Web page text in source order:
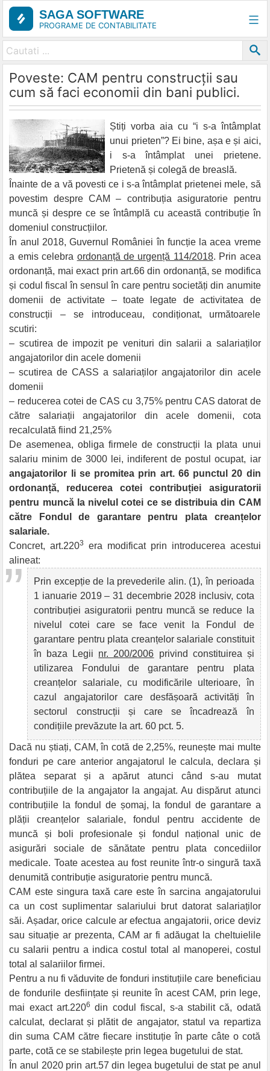
Skip
content
SAGA SOFTWARE
PROGRAME DE CONTABILITATE
Poveste: CAM pentru construcții sau
cum să faci economii din bani publici.
Știți vorba aia cu “i s-a întâmplat
unui prieten”? Ei bine, așa e și aici,
i s-a întâmplat unei prietene.
Prietenă și colegă de breaslă.
Înainte de a vă povesti ce i s-a întâmplat prietenei mele, să
povestim despre CAM – contribuția asiguratorie pentru
muncă și despre ce se întâmplă cu această contribuție în
domeniul construcțiilor.
În anul 2018, Guvernul României în funcție la acea vreme
a emis celebra ordonanță de urgență 114/2018. Prin acea
ordonanță, mai exact prin art.66 din ordonanță, se modifica
și codul fiscal în sensul în care pentru societăți din anumite
domenii de activitate – toate legate de activitatea de
construcții – se introduceau, condiționat, următoarele
scutiri:
– scutirea de impozit pe venituri din salarii a salariaților
angajatorilor din acele domenii
– scutirea de CASS a salariaților angajatorilor din acele
domenii
– reducerea cotei de CAS cu 3,75% pentru CAS datorat de
către salariații angajatorilor din acele domenii, cota
recalculată fiind 21,25%
De asemenea, obliga firmele de construcții la plata unui
salariu minim de 3000 lei, indiferent de postul ocupat, iar
angajatorilor li se promitea prin art. 66 punctul 20 din
ordonanță, reducerea cotei contribuției asiguratorii
pentru muncă la nivelul cotei ce se distribuia din CAM
către Fondul de garantare pentru plata creanțelor
salariale.
Concret, art.2203
era modificat prin introducerea acestui
alineat:
Prin excepție de la prevederile alin. (1), în perioada
1 ianuarie 2019 – 31 decembrie 2028 inclusiv, cota
contribuției asiguratorii pentru muncă se reduce la
nivelul cotei care se face venit la Fondul de
garantare pentru plata creanțelor salariale constituit
în baza Legii nr. 200/2006 privind constituirea și
utilizarea Fondului de garantare pentru plata
creanțelor salariale, cu modificările ulterioare, în
cazul angajatorilor care desfășoară activități în
sectorul construcții și care se încadrează în
condițiile prevăzute la art. 60 pct. 5.
Dacă nu știați, CAM, în cotă de 2,25%, reunește mai multe
fonduri pe care anterior angajatorul le calcula, declara și
plătea separat și a apărut atunci când s-au mutat
contribuțiile de la angajator la angajat. Au dispărut atunci
contribuțiile la fondul de șomaj, la fondul de garantare a
plății creanțelor salariale, fondul pentru accidente de
muncă și boli profesionale și fondul național unic de
asigurări sociale de sănătate pentru plata concediilor
medicale. Toate acestea au fost reunite într-o singură taxă
denumită contribuție asiguratorie pentru muncă.
CAM este singura taxă care este în sarcina angajatorului
ca un cost suplimentar salariului brut datorat salariaților
săi. Așadar, orice calcule ar efectua angajatorii, orice deviz
sau situație ar prezenta, CAM ar fi adăugat la cheltuielile
cu salarii pentru a indica costul total al manoperei, costul
total al salariilor firmei.
Pentru a nu fi văduvite de fonduri instituțiile care beneficiau
de fondurile desființate și reunite în acest CAM, prin lege,
mai exact art.2206 din codul fiscal, s-a stabilit că, odată
calculat, declarat și plătit de angajator, statul va repartiza
din suma CAM către fiecare instituție în parte câte o cotă
parte, cotă ce se stabilește prin legea bugetului de stat.
În anul 2020 prin art.57 din legea bugetului de stat pe anul